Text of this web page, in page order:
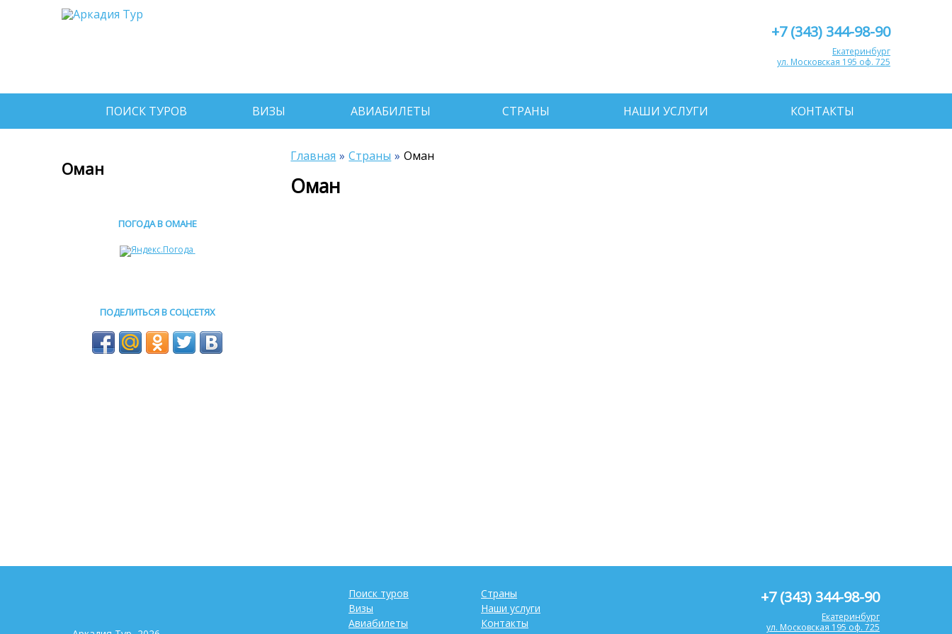
+7 (343) 344-98-90
Екатеринбург
ул. Московская 195 оф. 725
ПОИСК ТУРОВ ВИЗЫ АВИАБИЛЕТЫ СТРАНЫ НАШИ УСЛУГИ КОНТАКТЫ
Главная Страны Оман
Оман
Оман
ПОГОДА В ОМАНЕ
ПОДЕЛИТЬСЯ В СОЦСЕТЯХ
Поиск туров
Визы
Авиабилеты
Страны
Наши услуги
Контакты
+7 (343) 344-98-90
Екатеринбург
ул. Московская 195 оф. 725